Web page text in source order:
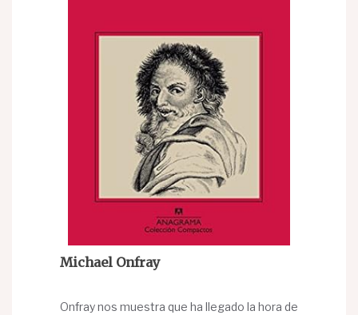
Michael Onfray
Onfray nos muestra que ha llegado la hora de